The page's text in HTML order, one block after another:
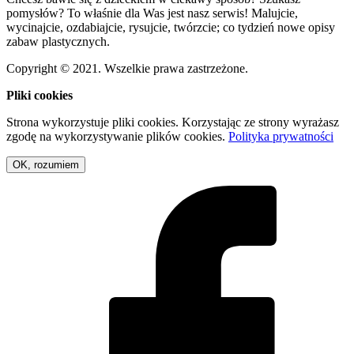
pomysłów? To właśnie dla Was jest nasz serwis! Malujcie,
wycinajcie, ozdabiajcie, rysujcie, twórzcie; co tydzień nowe opisy
zabaw plastycznych.
Copyright © 2021. Wszelkie prawa zastrzeżone.
Pliki cookies
Strona wykorzystuje pliki cookies. Korzystając ze strony wyrażasz
zgodę na wykorzystywanie plików cookies. Polityka prywatności
OK, rozumiem